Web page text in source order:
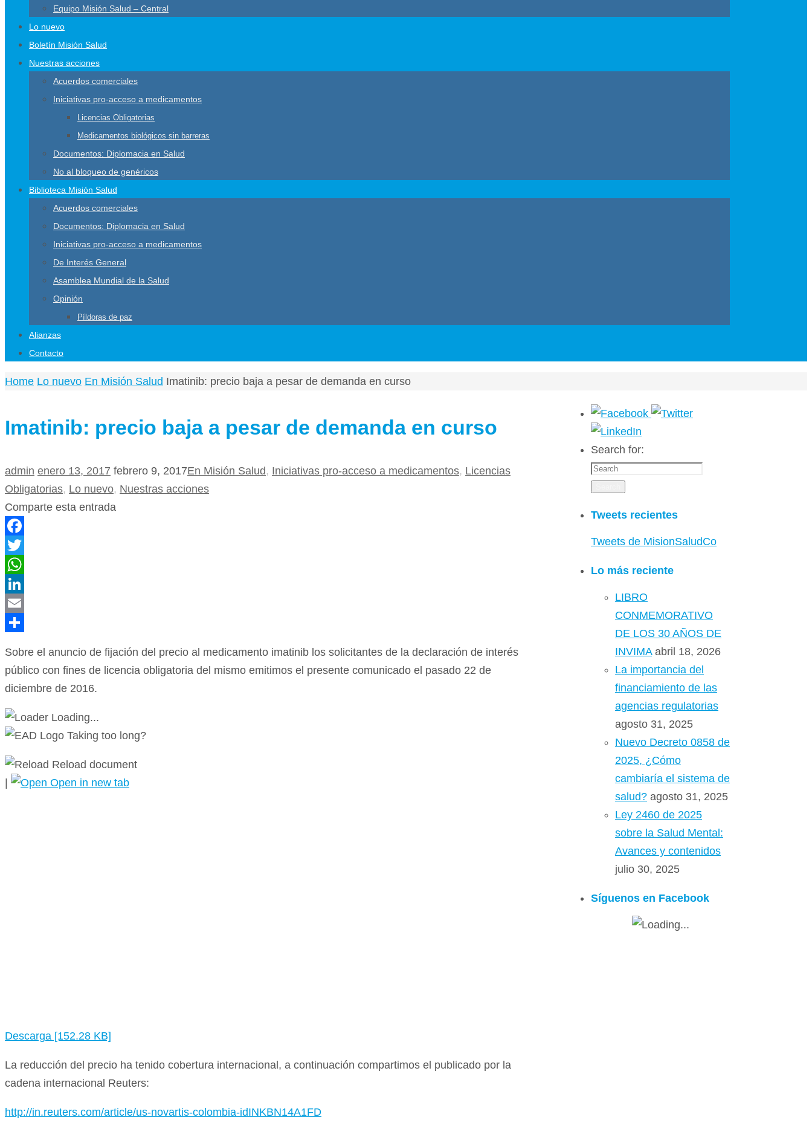
Equipo Misión Salud – Central
Lo nuevo
Boletín Misión Salud
Nuestras acciones
Acuerdos comerciales
Iniciativas pro-acceso a medicamentos
Licencias Obligatorias
Medicamentos biológicos sin barreras
Documentos: Diplomacia en Salud
No al bloqueo de genéricos
Biblioteca Misión Salud
Acuerdos comerciales
Documentos: Diplomacia en Salud
Iniciativas pro-acceso a medicamentos
De Interés General
Asamblea Mundial de la Salud
Opinión
Píldoras de paz
Alianzas
Contacto
Home Lo nuevo En Misión Salud Imatinib: precio baja a pesar de demanda en curso
Imatinib: precio baja a pesar de demanda en curso
admin enero 13, 2017 febrero 9, 2017En Misión Salud , Iniciativas pro-acceso a medicamentos, Licencias
Obligatorias, Lo nuevo, Nuestras acciones
Comparte esta entrada
Facebook
Twitter
WhatsApp
LinkedIn
Email
Sobre el anuncio de fijación del precio al medicamento imatinib los solicitantes de la declaración de interés
público con fines de licencia obligatoria del mismo emitimos el presente comunicado el pasado 22 de
diciembre de 2016.
Loading...
Taking too long?
Reload document
Open in new tab
Descarga [152.28 KB]
La reducción del precio ha tenido cobertura internacional, a continuación compartimos el publicado por la
cadena internacional Reuters:
http://in.reuters.com/article/us-novartis-colombia-idINKBN14A1FD
Search for:
Tweets recientes
Tweets de MisionSaludCo
Lo más reciente
LIBRO
CONMEMORATIVO
DE LOS 30 AÑOS DE
INVIMA abril 18, 2026
La importancia del
financiamiento de las
agencias regulatorias
agosto 31, 2025
Nuevo Decreto 0858 de
2025, ¿Cómo
cambiaría el sistema de
salud? agosto 31, 2025
Ley 2460 de 2025
sobre la Salud Mental:
Avances y contenidos
julio 30, 2025
Síguenos en Facebook